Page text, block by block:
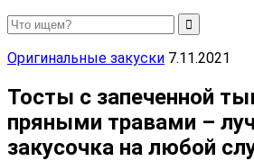
Оригинальные закуски 7.11.2021
Тосты с запеченной
пряными травами –
закусочка на любой